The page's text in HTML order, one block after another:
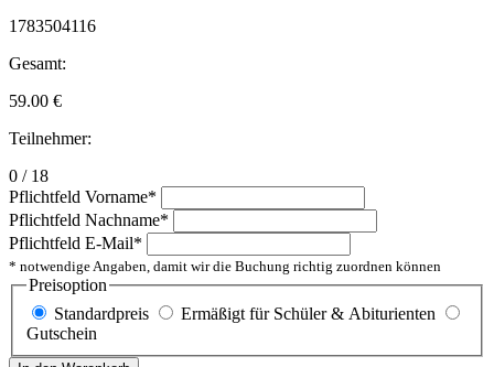
1783504116
Gesamt:
59.00 €
Teilnehmer:
0 / 18
Pflichtfeld Vorname*
Pflichtfeld Nachname*
Pflichtfeld E-Mail*
* notwendige Angaben, damit wir die Buchung richtig zuordnen können
Preisoption
Standardpreis
Ermäßigt für Schüler & Abiturienten
Gutschein